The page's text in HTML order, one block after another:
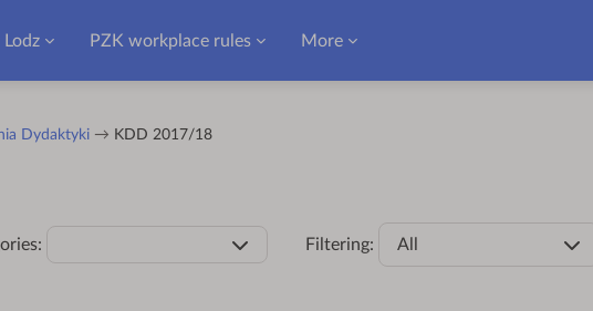
PZK workplace rules More
Dydaktyki KDD 2017/18
Filtering: All